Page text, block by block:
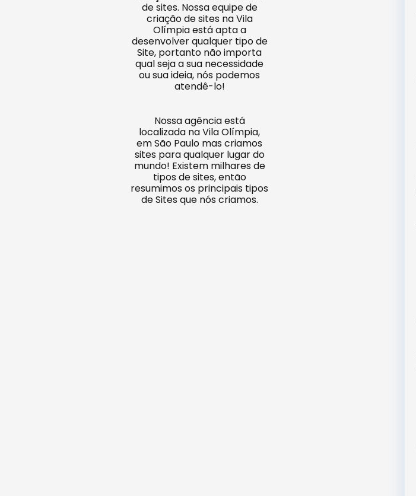
de sites. Nossa equipe de
criação de sites na Vila
Olímpia está apta a
desenvolver qualquer tipo de
Site, portanto não importa
qual seja a sua necessidade
ou sua ideia, nós podemos
atendê-lo!
Nossa agência está
localizada na Vila Olímpia,
em São Paulo mas criamos
sites para qualquer lugar do
mundo! Existem milhares de
tipos de sites, então
resumimos os principais tipos
de Sites que nós criamos.